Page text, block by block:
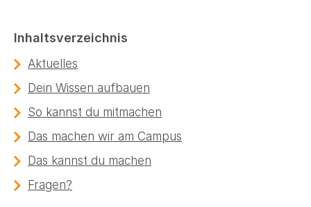
Inhaltsverzeichnis
Aktuelles
Dein Wissen aufbauen
So kannst du mitmachen
Das machen wir am Campus
Das kannst du machen
Fragen?